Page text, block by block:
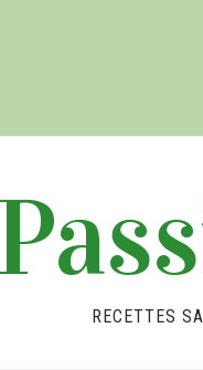
RECETTES